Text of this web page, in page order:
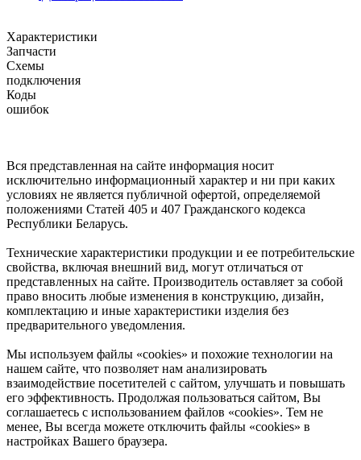
Характеристики
Запчасти
Схемы
подключения
Коды
ошибок
Вся представленная на сайте информация носит
исключительно информационный характер и ни при каких
условиях не является публичной офертой, определяемой
положениями Статей 405 и 407 Гражданского кодекса
Республики Беларусь.
Технические характеристики продукции и ее потребительские
свойства, включая внешний вид, могут отличаться от
представленных на сайте. Производитель оставляет за собой
право вносить любые изменения в конструкцию, дизайн,
комплектацию и иные характеристики изделия без
предварительного уведомления.
Мы используем файлы «cookies» и похожие технологии на
нашем сайте, что позволяет нам анализировать
взаимодействие посетителей с сайтом, улучшать и повышать
его эффективность. Продолжая пользоваться сайтом, Вы
соглашаетесь с использованием файлов «cookies». Тем не
менее, Вы всегда можете отключить файлы «cookies» в
настройках Вашего браузера.